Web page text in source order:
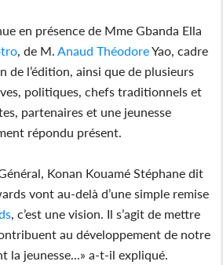
en présence de Mme Gbanda Ella
, de M. Anaud ThéodoreYao, cadre
de l’édition, ainsi que de plusieurs
politiques, chefs traditionnels et
partenaires et une jeunesse
répondu présent.
Konan Kouamé Stéphane dit
vont au-delà d’une simple remise
, c’est une vision. Il s’agit de mettre
au développement de notre
la jeunesse...» a-t-il expliqué.